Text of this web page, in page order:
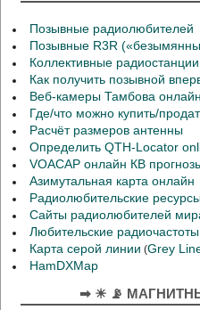
Позывные радиолюбителей
Позывные R3R
Коллективные
Как получить позывной
Веб-камеры Тамбова онлайн
Где/что можно купить/
Расчёт размеров антенны
Определить QTH-Locator
VOACAP онлайн КВ
Азимутальная карта онлайн
Радиолюбительские
Сайты радиолюбителей
Любительские радиочастоты
Карта серой линии (Grey
HamDXMap
➡ ☀ 📡